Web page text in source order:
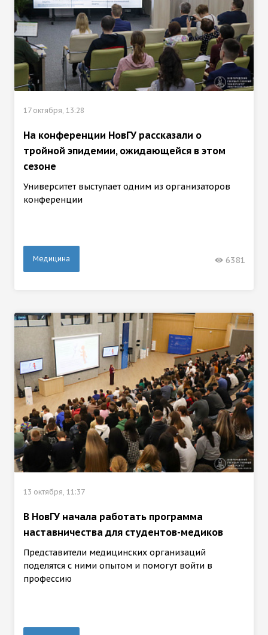
17 октября, 13:28
На конференции НовГУ рассказали о
тройной эпидемии, ожидающейся в этом
сезоне
Университет выступает одним из организаторов
конференции
Медицина 6381
13 октября, 11:37
В НовГУ начала работать программа
наставничества для студентов-медиков
Представители медицинских организаций
поделятся с ними опытом и помогут войти в
профессию